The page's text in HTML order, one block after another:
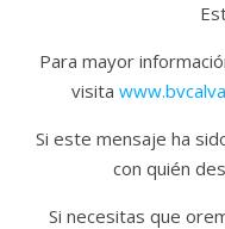
Para mayor
visita
Si este mensaje ha
con quién
Si necesitas que